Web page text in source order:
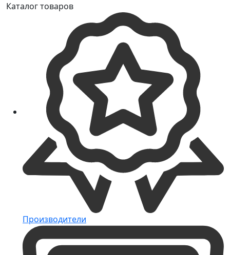
Каталог товаров
Производители